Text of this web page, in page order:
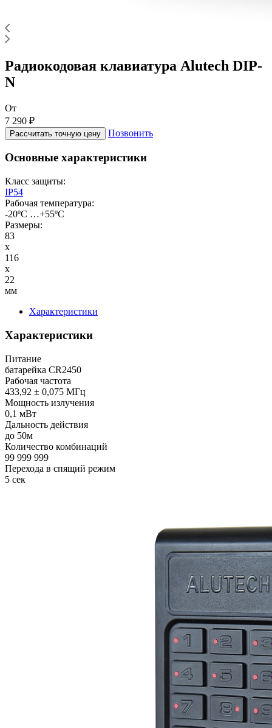
Радиокодовая клавиатура Alutech DIP-
N
От
7 290 ₽
Рассчитать точную цену Позвонить
Основные характеристики
Класс защиты:
IP54
Рабочая температура:
-20ºС …+55ºС
Размеры:
83
x
116
x
22
мм
Характеристики
Характеристики
Питание
батарейка CR2450
Рабочая частота
433,92 ± 0,075 МГц
Мощность излучения
0,1 мВт
Дальность действия
до 50м
Количество комбинаций
99 999 999
Перехода в спящий режим
5 сек